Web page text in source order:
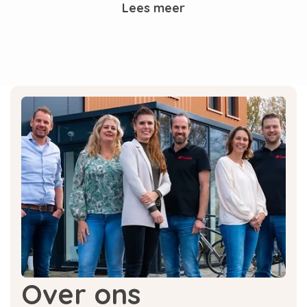
Dit product is speciaal ontwikkeld voor jouw
Solis espressomachine, maar kan ook prima
worden gebruikt voor andere merken
espressomachines. Met alleen Solis Solipol
ontkalker ben je er nog niet. Voor een compleet
Solis onderhoud bieden wij ookSolis reinigers
voor het efficiënt verwijderen van koffieresten
en vet. Ook kun je bij ons terecht voor eenSolis
koffiemolenreiniger.
Waarom moet ik zo vaak mijn
Solis ontkalken?
Lees meer
Over ons